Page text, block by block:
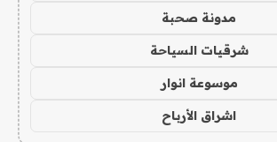
مدونة صحبة
شرقيات السياحة
موسوعة انوار
اشراق الأرباح